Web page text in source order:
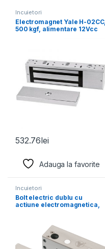
Incuietori
Electromagnet Yale H-02CC,
500 kgf, alimentare 12Vcc
532.76lei
Adauga la favorite
Incuietori
Bolt electric dublu cu
actiune electromagnetica,